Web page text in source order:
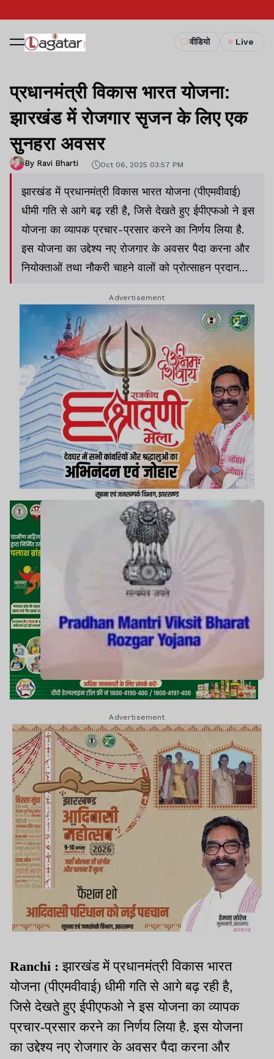
वीडियो Live
प्रधानमंत्री विकास भारत योजना:
झारखंड में रोजगार सृजन के लिए एक
सुनहरा अवसर
By Ravi Bharti Oct 06, 2025 03:57 PM
झारखंड में प्रधानमंत्री विकास भारत योजना (पीएमवीवाई)
धीमी गति से आगे बढ़ रही है, जिसे देखते हुए ईपीएफओ ने इस
योजना का व्यापक प्रचार-प्रसार करने का निर्णय लिया है.
इस योजना का उद्देश्य नए रोजगार के अवसर पैदा करना और
नियोक्ताओं तथा नौकरी चाहने वालों को प्रोत्साहन प्रदान
Advertisement
Advertisement
Ranchi :झारखंड में प्रधानमंत्री विकास भारत
योजना (पीएमवीवाई) धीमी गति से आगे बढ़ रही है,
जिसे देखते हुए ईपीएफओ ने इस योजना का व्यापक
प्रचार-प्रसार करने का निर्णय लिया है. इस योजना
का उद्देश्य नए रोजगार के अवसर पैदा करना और